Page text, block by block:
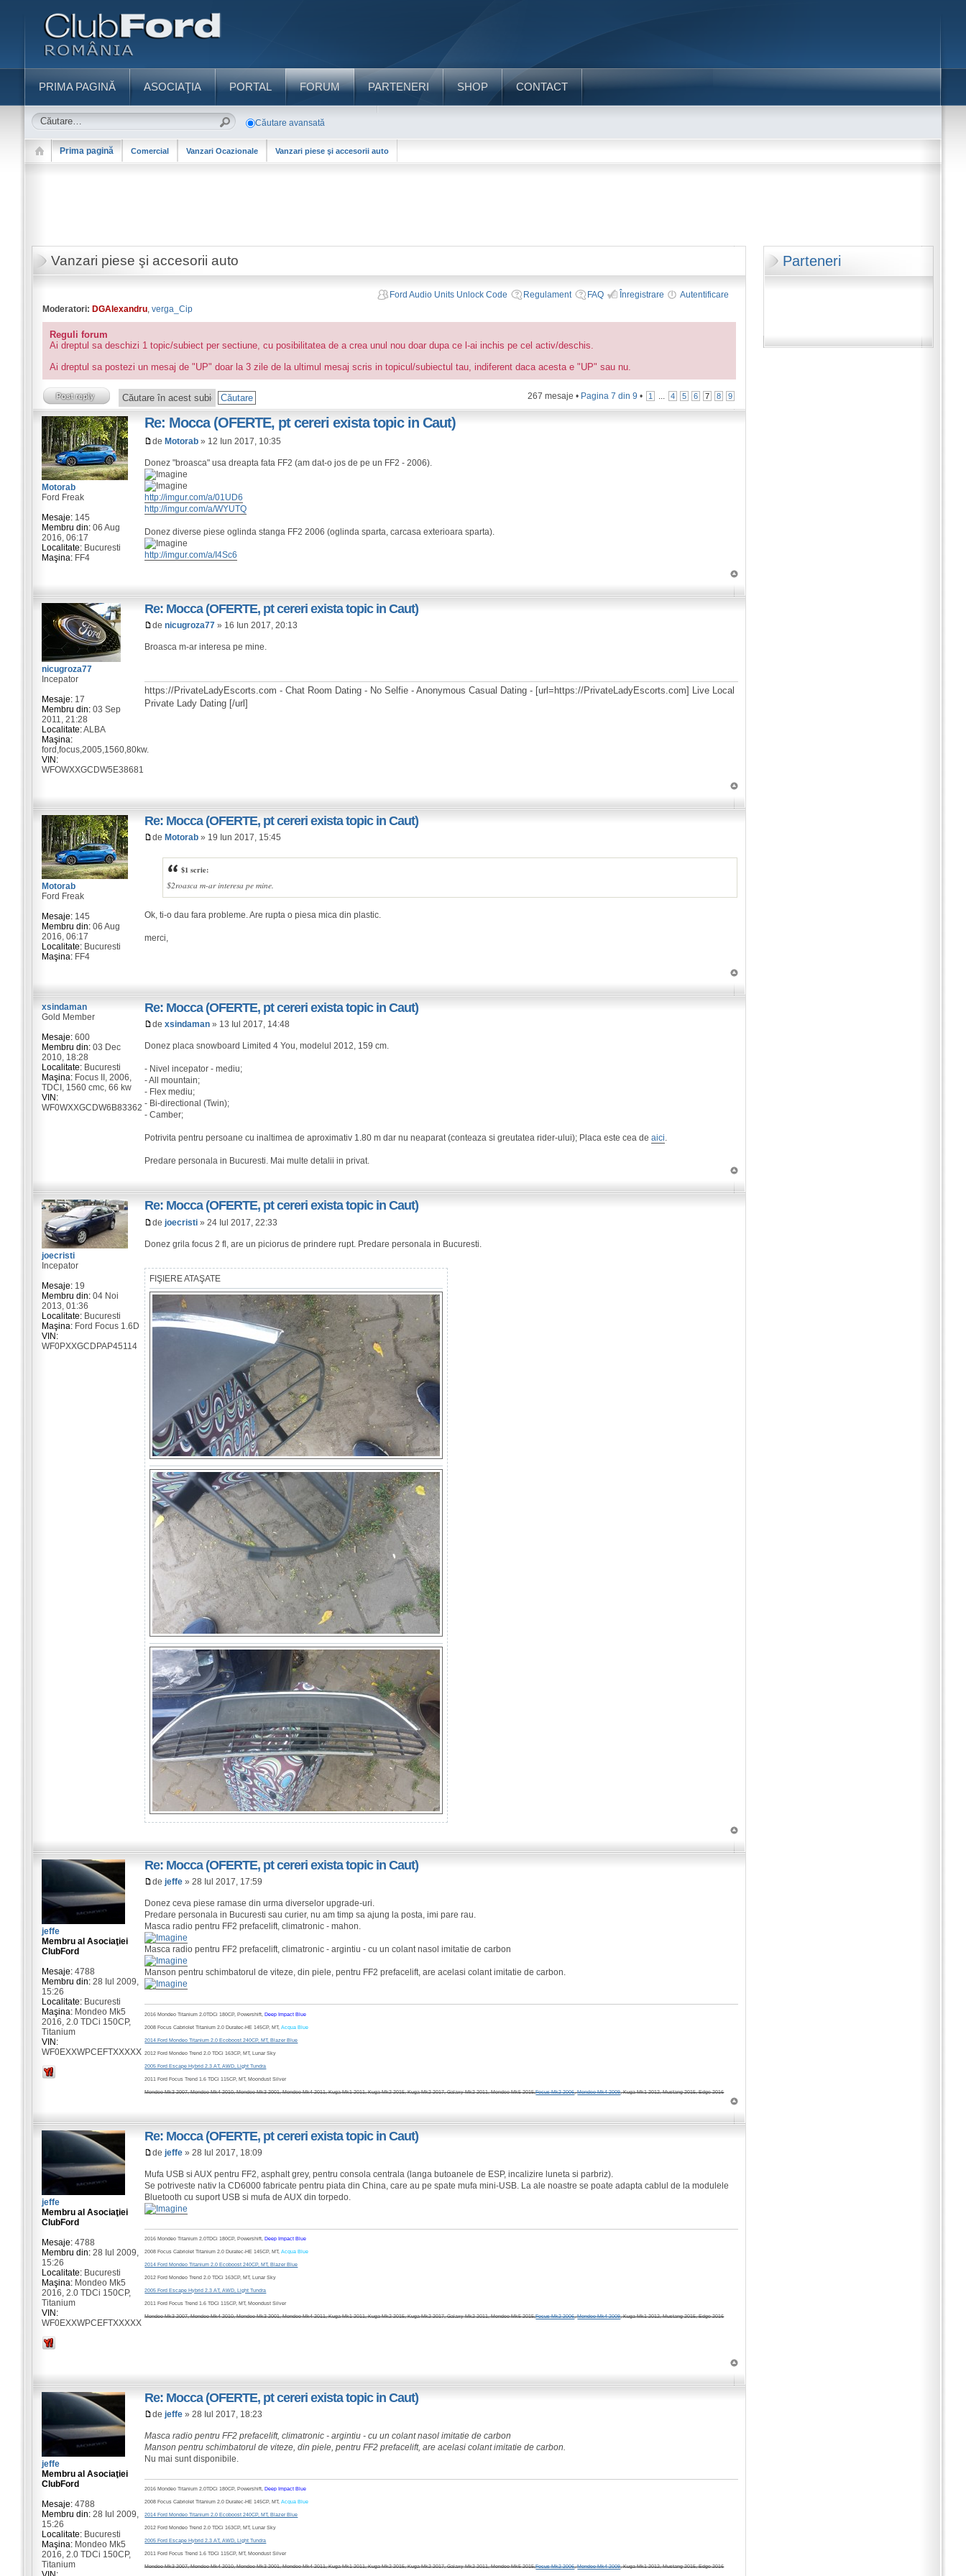
PRIMA PAGINĂ ASOCIAŢIA PORTAL FORUM PARTENERI SHOP CONTACT
Căutare avansată
Prima pagină Comercial Vanzari Ocazionale Vanzari piese şi accesorii auto
Parteneri
Vanzari piese şi accesorii auto
Ford Audio Units Unlock Code Regulament FAQ Înregistrare
Autentificare
Moderatori: DGAlexandru, verga_Cip
Reguli forum
Ai dreptul sa deschizi 1 topic/subiect per sectiune, cu posibilitatea de a crea unul nou doar dupa ce l-ai inchis pe cel activ/deschis.
Ai dreptul sa postezi un mesaj de "UP" doar la 3 zile de la ultimul mesaj scris in topicul/subiectul tau, indiferent daca acesta e "UP" sau nu.
267 mesaje • Pagina7 din9 • 1 ... 4 5 6 7 8 9
Re: Mocca (OFERTE, pt cereri exista topic in Caut)
de Motorab » 12 Iun 2017, 10:35
Donez "broasca" usa dreapta fata FF2 (am dat-o jos de pe un FF2 - 2006).
http://imgur.com/a/01UD6
http://imgur.com/a/WYUTQ
Donez diverse piese oglinda stanga FF2 2006 (oglinda sparta, carcasa exterioara sparta).
http://imgur.com/a/I4Sc6
Motorab
Ford Freak
Mesaje:145
Membru din:06 Aug
2016, 06:17
Localitate:Bucuresti
Maşina:FF4
Re: Mocca (OFERTE, pt cereri exista topic in Caut)
denicugroza77 » 16 Iun 2017, 20:13
Broasca m-ar interesa pe mine.
https://PrivateLadyEscorts.com - Chat Room Dating - No Selfie - Anonymous Casual Dating - [url=https://PrivateLadyEscorts.com] Live Local
Private Lady Dating [/url]
nicugroza77
Incepator
Mesaje:17
Membru din:03 Sep
2011, 21:28
Localitate:ALBA
Maşina:
ford,focus,2005,1560,80kw.
VIN:
WFOWXXGCDW5E38681
Re: Mocca (OFERTE, pt cereri exista topic in Caut)
de Motorab » 19 Iun 2017, 15:45
$1 scrie:
$2roasca m-ar interesa pe mine.
Ok, ti-o dau fara probleme. Are rupta o piesa mica din plastic.
merci,
Motorab
Ford Freak
Mesaje:145
Membru din:06 Aug
2016, 06:17
Localitate:Bucuresti
Maşina:FF4
Re: Mocca (OFERTE, pt cereri exista topic in Caut)
dexsindaman » 13 Iul 2017, 14:48
Donez placa snowboard Limited 4 You, modelul 2012, 159 cm.
- Nivel incepator - mediu;
- All mountain;
- Flex mediu;
- Bi-directional (Twin);
- Camber;
Potrivita pentru persoane cu inaltimea de aproximativ 1.80 m dar nu neaparat (conteaza si greutatea rider-ului); Placa este cea deaici.
Predare personala in Bucuresti. Mai multe detalii in privat.
xsindaman
Gold Member
Mesaje:600
Membru din:03 Dec
2010, 18:28
Localitate:Bucuresti
Maşina:Focus II, 2006,
TDCI, 1560 cmc, 66 kw
VIN:
WF0WXXGCDW6B83362
Re: Mocca (OFERTE, pt cereri exista topic in Caut)
dejoecristi » 24 Iul 2017, 22:33
Donez grila focus 2 fl, are un piciorus de prindere rupt. Predare personala in Bucuresti.
FIŞIERE ATAŞATE
joecristi
Incepator
Mesaje:19
Membru din:04 Noi
2013, 01:36
Localitate:Bucuresti
Maşina:Ford Focus 1.6D
VIN:
WF0PXXGCDPAP45114
Re: Mocca (OFERTE, pt cereri exista topic in Caut)
dejeffe » 28 Iul 2017, 17:59
Donez ceva piese ramase din urma diverselor upgrade-uri.
Predare personala in Bucuresti sau curier, nu am timp sa ajung la posta, imi pare rau.
Masca radio pentru FF2 prefacelift, climatronic - mahon.
Masca radio pentru FF2 prefacelift, climatronic - argintiu - cu un colant nasol imitatie de carbon
Manson pentru schimbatorul de viteze, din piele, pentru FF2 prefacelift, are acelasi colant imitatie de carbon.
2016 Mondeo Titanium 2.0TDCi 180CP, Powershift,Deep Impact Blue
2008 Focus Cabriolet Titanium 2.0 Duratec-HE 145CP, MT,Acqua Blue
2014 Ford Mondeo Titanium 2.0 Ecoboost 240CP, MT, Blazer Blue
2012 Ford Mondeo Trend 2.0 TDCi 163CP, MT, Lunar Sky
2005 Ford Escape Hybrid 2.3 AT, AWD, Light Tundra
2011 Ford Focus Trend 1.6 TDCi 115CP, MT, Moondust Silver
Mondeo Mk3 2007, Mondeo Mk4 2010, Mondeo Mk3 2001, Mondeo Mk4 2011, Kuga Mk1 2011, Kuga Mk2 2015, Kuga Mk2 2017, Galaxy Mk2 2011, Mondeo Mk5 2015,Focus Mk2 2006,Mondeo Mk4 2009, Kuga Mk1 2012, Mustang 2015, Edge 2016
jeffe
Membru al Asociaţiei
ClubFord
Mesaje:4788
Membru din:28 Iul 2009,
15:26
Localitate:Bucuresti
Maşina:Mondeo Mk5
2016, 2.0 TDCi 150CP,
Titanium
VIN:
WF0EXXWPCEFTXXXXX
Re: Mocca (OFERTE, pt cereri exista topic in Caut)
dejeffe » 28 Iul 2017, 18:09
Mufa USB si AUX pentru FF2, asphalt grey, pentru consola centrala (langa butoanele de ESP, incalizire luneta si parbriz).
Se potriveste nativ la CD6000 fabricate pentru piata din China, care au pe spate mufa mini-USB. La ale noastre se poate adapta cablul de la modulele
Bluetooth cu suport USB si mufa de AUX din torpedo.
2016 Mondeo Titanium 2.0TDCi 180CP, Powershift, Deep Impact Blue
2008 Focus Cabriolet Titanium 2.0 Duratec-HE 145CP, MT,Acqua Blue
2014 Ford Mondeo Titanium 2.0 Ecoboost 240CP, MT, Blazer Blue
2012 Ford Mondeo Trend 2.0 TDCi 163CP, MT, Lunar Sky
2005 Ford Escape Hybrid 2.3 AT, AWD, Light Tundra
2011 Ford Focus Trend 1.6 TDCi 115CP, MT, Moondust Silver
Mondeo Mk3 2007, Mondeo Mk4 2010, Mondeo Mk3 2001, Mondeo Mk4 2011, Kuga Mk1 2011, Kuga Mk2 2015, Kuga Mk2 2017, Galaxy Mk2 2011, Mondeo Mk5 2015,Focus Mk2 2006,Mondeo Mk4 2009, Kuga Mk1 2012, Mustang 2015, Edge 2016
jeffe
Membru al Asociaţiei
ClubFord
Mesaje:4788
Membru din:28 Iul 2009,
15:26
Localitate:Bucuresti
Maşina:Mondeo Mk5
2016, 2.0 TDCi 150CP,
Titanium
VIN:
WF0EXXWPCEFTXXXXX
Re: Mocca (OFERTE, pt cereri exista topic in Caut)
dejeffe » 28 Iul 2017, 18:23
Masca radio pentru FF2 prefacelift, climatronic - argintiu - cu un colant nasol imitatie de carbon
Manson pentru schimbatorul de viteze, din piele, pentru FF2 prefacelift, are acelasi colant imitatie de carbon.
Nu mai sunt disponibile.
2016 Mondeo Titanium 2.0TDCi 180CP, Powershift, Deep Impact Blue
2008 Focus Cabriolet Titanium 2.0 Duratec-HE 145CP, MT,Acqua Blue
2014 Ford Mondeo Titanium 2.0 Ecoboost 240CP, MT, Blazer Blue
2012 Ford Mondeo Trend 2.0 TDCi 163CP, MT, Lunar Sky
2005 Ford Escape Hybrid 2.3 AT, AWD, Light Tundra
2011 Ford Focus Trend 1.6 TDCi 115CP, MT, Moondust Silver
Mondeo Mk3 2007, Mondeo Mk4 2010, Mondeo Mk3 2001, Mondeo Mk4 2011, Kuga Mk1 2011, Kuga Mk2 2015, Kuga Mk2 2017, Galaxy Mk2 2011, Mondeo Mk5 2015,Focus Mk2 2006,Mondeo Mk4 2009, Kuga Mk1 2012, Mustang 2015, Edge 2016
jeffe
Membru al Asociaţiei
ClubFord
Mesaje:4788
Membru din:28 Iul 2009,
15:26
Localitate:Bucuresti
Maşina:Mondeo Mk5
2016, 2.0 TDCi 150CP,
Titanium